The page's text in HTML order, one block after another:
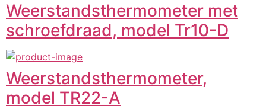
Weerstandsthermometer met
schroefdraad, model Tr10-D
Weerstandsthermometer,
model TR22-A